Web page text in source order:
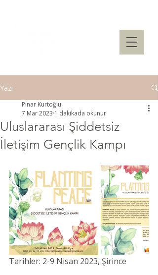
Yazı
Uluslararası Şiddetsiz
İletişim Gençlik Kampı
Pınar Kurtoğlu
7 Mar 2023 1 dakikada okunur
Tarihler: 2-9 Nisan 2023, Şirince